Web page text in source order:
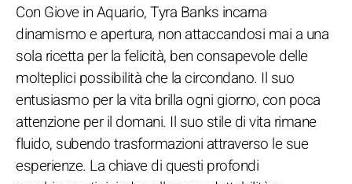
Con Giove in Aquario, Tyra Banks incarna
dinamismo e apertura, non attaccandosi mai a una
sola ricetta per la felicità, ben consapevole delle
molteplici possibilità che la circondano. Il suo
entusiasmo per la vita brilla ogni giorno, con poca
attenzione per il domani. Il suo stile di vita rimane
fluido, subendo trasformazioni attraverso le sue
esperienze. La chiave di questi profondi